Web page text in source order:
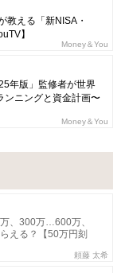
教える「新NISA・
】
Money＆You
年版」監修者が世界
ンニングと資金計画〜
Money＆You
、300万…600万、
える？【50万円刻
頼藤 太希